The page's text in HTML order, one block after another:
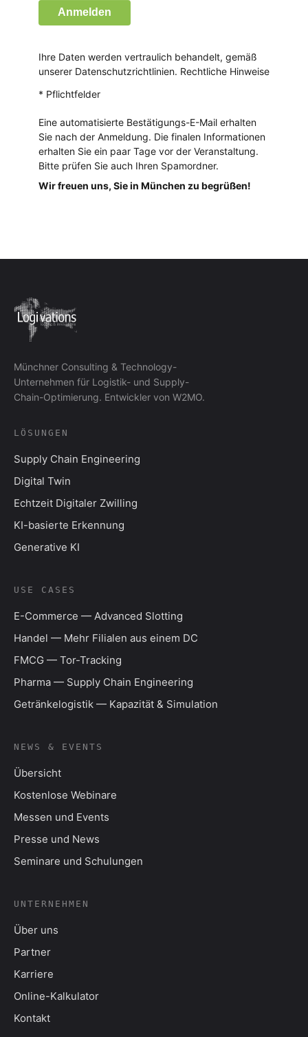
Anmelden
Ihre Daten werden vertraulich behandelt, gemäß
unserer Datenschutzrichtlinien. Rechtliche Hinweise
* Pflichtfelder
Eine automatisierte Bestätigungs-E-Mail erhalten
Sie nach der Anmeldung. Die finalen Informationen
erhalten Sie ein paar Tage vor der Veranstaltung.
Bitte prüfen Sie auch Ihren Spamordner.
Wir freuen uns, Sie in München zu begrüßen!
Münchner Consulting & Technology-
Unternehmen für Logistik- und Supply-
Chain-Optimierung. Entwickler von W2MO.
LÖSUNGEN
Supply Chain Engineering
Digital Twin
Echtzeit Digitaler Zwilling
KI-basierte Erkennung
Generative KI
USE CASES
E-Commerce — Advanced Slotting
Handel — Mehr Filialen aus einem DC
FMCG — Tor-Tracking
Pharma — Supply Chain Engineering
Getränkelogistik — Kapazität & Simulation
NEWS & EVENTS
Übersicht
Kostenlose Webinare
Messen und Events
Presse und News
Seminare und Schulungen
UNTERNEHMEN
Über uns
Partner
Karriere
Online-Kalkulator
Kontakt